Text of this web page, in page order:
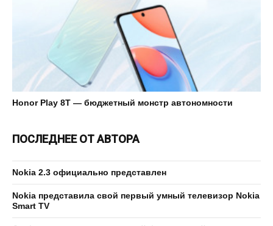
Honor Play 8T — бюджетный монстр автономности
ПОСЛЕДНЕЕ ОТ АВТОРА
Nokia 2.3 официально представлен
Nokia представила свой первый умный телевизор Nokia
Smart TV